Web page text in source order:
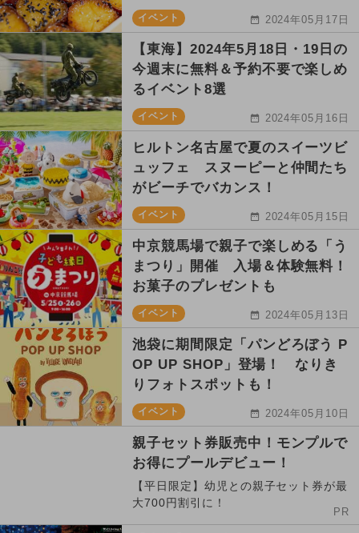
イベント 2024年05月17日
【東海】2024年5月18日・19日の
今週末に無料＆予約不要で楽しめ
るイベント8選
イベント 2024年05月16日
ヒルトン名古屋で夏のスイーツビ
ュッフェ スヌーピーと仲間たち
がビーチでバカンス！
イベント 2024年05月15日
中京競馬場で親子で楽しめる「う
まつり」開催 入場＆体験無料！
お菓子のプレゼントも
イベント 2024年05月13日
池袋に期間限定「パンどろぼう P
OP UP SHOP」登場！ なりき
りフォトスポットも！
イベント 2024年05月10日
親子セット券販売中！モンプルで
お得にプールデビュー！
【平日限定】幼児との親子セット券が最
大700円割引に！
PR